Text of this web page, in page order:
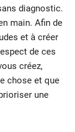
diagnostic.
main. Afin de
et à créer
de ces
créez,
chose et que
une